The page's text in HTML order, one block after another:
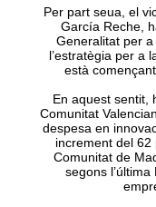
Per part seua, el
García Reche,
Generalitat per
l’estratègia per a
està
En aquest sentit,
Comunitat
despesa en
increment del
Comunitat de
segons